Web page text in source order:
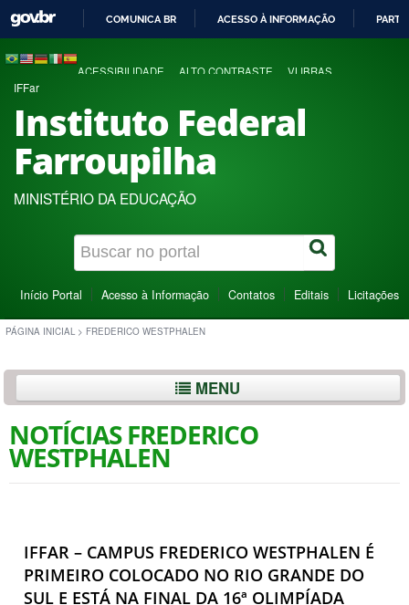
COMUNICA BR ACESSO À INFORMAÇÃO
ACESSIBILIDADE ALTO CONTRASTE VLIBRAS
IFFar
Instituto Federal
Farroupilha
MINISTÉRIO DA EDUCAÇÃO
Início Portal Acesso à Informação Contatos Editais Licitações
PÁGINA INICIAL > FREDERICO WESTPHALEN
MENU
NOTÍCIAS FREDERICO
WESTPHALEN
IFFAR – CAMPUS FREDERICO WESTPHALEN É
PRIMEIRO COLOCADO NO RIO GRANDE DO
SUL E ESTÁ NA FINAL DA 16ª OLIMPÍADA